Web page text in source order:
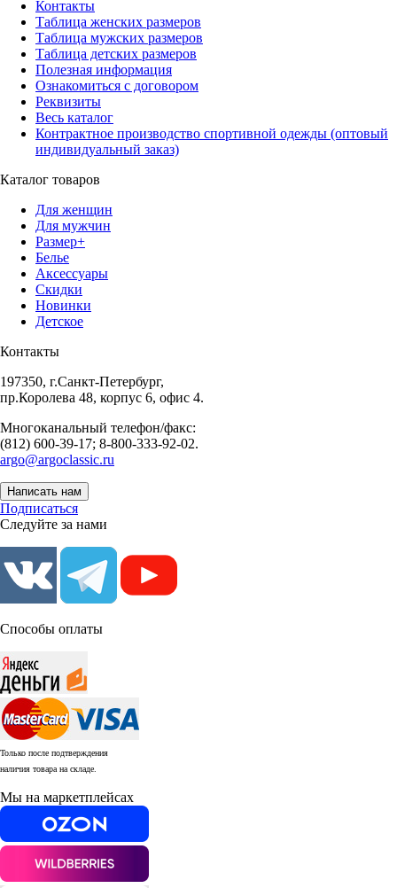
Контакты
Таблица женских размеров
Таблица мужских размеров
Таблица детских размеров
Полезная информация
Ознакомиться с договором
Реквизиты
Весь каталог
Контрактное производство спортивной одежды (оптовый
индивидуальный заказ)
Каталог товаров
Для женщин
Для мужчин
Размер+
Белье
Аксессуары
Скидки
Новинки
Детское
Контакты
197350, г.Санкт-Петербург,
пр.Королева 48, корпус 6, офис 4.
Многоканальный телефон/факс:
(812) 600-39-17; 8-800-333-92-02.
argo@argoclassic.ru
Написать нам
Подписаться
Следуйте за нами
Способы оплаты
Только после подтверждения
наличия товара на складе.
Мы на маркетплейсах